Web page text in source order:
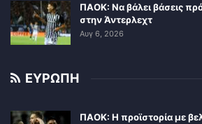
ΠΑΟΚ: Να βάλει βάσεις
στην Άντερλεχτ
Αυγ 6, 2026
ΕΥΡΩΠΗ
ΠΑΟΚ: Η προϊστορία με